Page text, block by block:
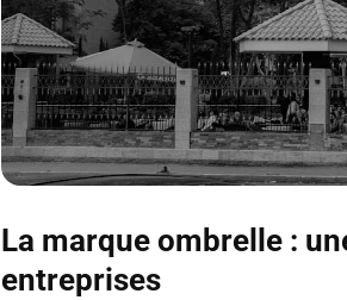
La marque ombrelle :
entreprises